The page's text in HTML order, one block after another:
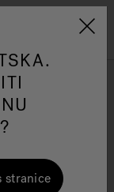
EMEA
stranice